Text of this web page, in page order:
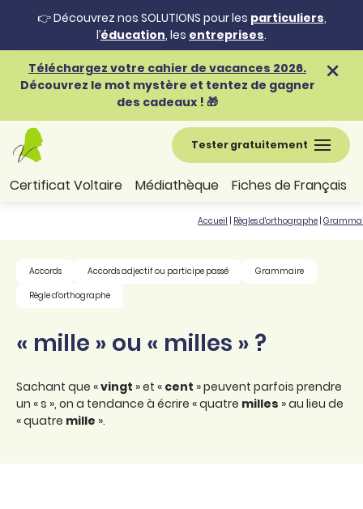
👉 Découvrez nos SOLUTIONS pour les particuliers,
l’éducation, les entreprises.
Téléchargez votre cahier de vacances 2026.
Découvrez le mot mystère et tentez de gagner
des cadeaux ! 🎁
Tester gratuitement
Certificat Voltaire Médiathèque Fiches de Français
Accueil Règles d'orthographe
Accords Accords adjectif ou participe passé
Grammaire
Règle d'orthographe
« mille » ou « milles » ?
Sachant que «vingt » et « cent » peuvent parfois prendre
un « s », on a tendance à écrire « quatre milles » au lieu de
« quatre mille ».